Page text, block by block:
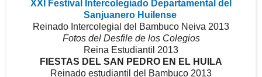
XXI Festival Intercolegiado Departamental del
Sanjuanero Huilense
Reinado Intercolegial del Bambuco Neiva 2013
Fotos del Desfile de los Colegios
Reina Estudiantil 2013
FIESTAS DEL SAN PEDRO EN EL HUILA
Reinado estudiantil del Bambuco 2013